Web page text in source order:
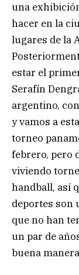
una
hacer en la
lugares de la
estar el
Serafín
argentino,
y vamos a
torneo
febrero, pero
viviendo
handball, así
deportes son
que no han
un par de
buena